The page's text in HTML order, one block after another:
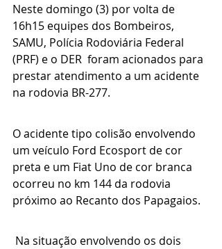
Neste domingo (3) por volta de
16h15 equipes dos Bombeiros,
SAMU, Polícia Rodoviária Federal
(PRF) e o DER  foram acionados para
prestar atendimento a um acidente
na rodovia BR-277.
O acidente tipo colisão envolvendo
um veículo Ford Ecosport de cor
preta e um Fiat Uno de cor branca
ocorreu no km 144 da rodovia
próximo ao Recanto dos Papagaios.